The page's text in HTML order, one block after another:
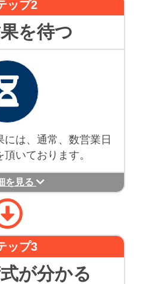
ップ2
を待つ
は、通常、数営業日
いております。
を見る
ップ3
が分かる